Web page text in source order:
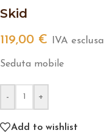
Skid
119,00 € IVA esclusa
Seduta mobile
- +
Add to wishlist